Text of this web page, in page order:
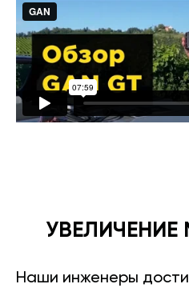
Наши инженеры